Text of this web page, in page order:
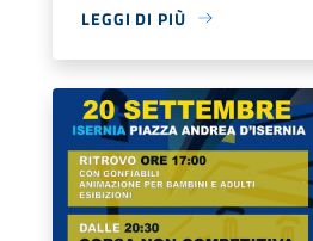
LEGGI DI PIÙ